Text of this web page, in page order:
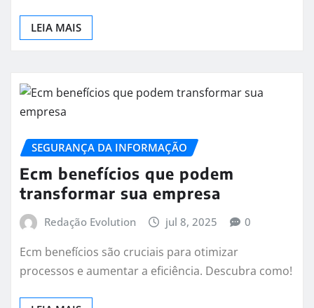
LEIA MAIS
SEGURANÇA DA INFORMAÇÃO
Ecm benefícios que podem
transformar sua empresa
Redação Evolution jul 8, 2025 0
Ecm benefícios são cruciais para otimizar
processos e aumentar a eficiência. Descubra como!